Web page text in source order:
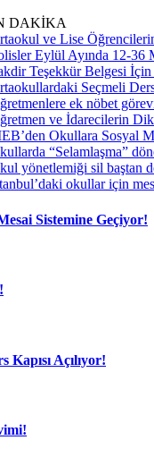
DAKİKA
ve Lise
Eylül Ayında 12-36
Teşekkür Belgesi İçin
Seçmeli
ek nöbet
ve İdarecilerin
Okullara Sosyal
“Selamlaşma”
yönetlemiği sil baştan
okullar için
Sistemine Geçiyor!
Kapısı Açılıyor!